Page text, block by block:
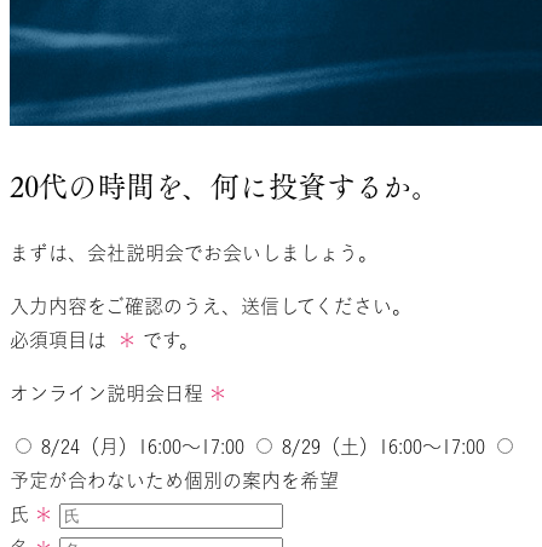
20代の時間を、 何に投資するか。
まずは、 会社説明会でお会いしましょう。
入力内容をご確認のうえ、送信してください。
必須項目は
＊ です。
オンライン説明会日程 ＊
8/24（月）16:00～17:00
8/29（土）16:00～17:00
予定が合わないため個別の案内を希望
氏 ＊